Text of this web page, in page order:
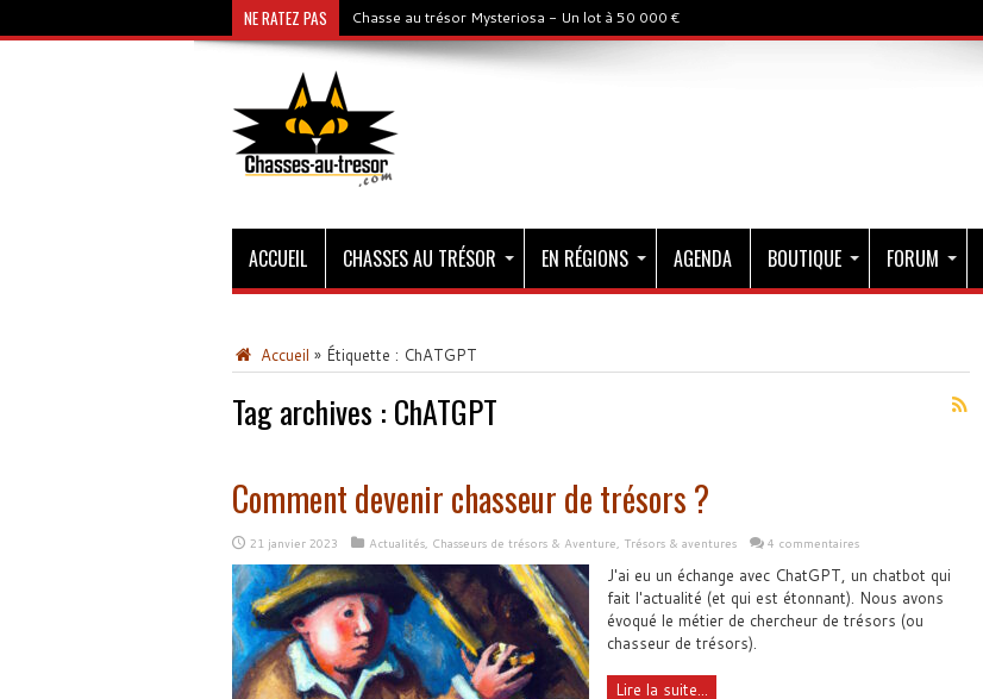
NE RATEZ PAS Chasse au trésor Mysteriosa - Un lot à 50 000 €
ACCUEIL CHASSES AU TRÉSOR EN RÉGIONS AGENDA BOUTIQUE FORUM
Accueil » Étiquette : ChATGPT
Tag archives : ChATGPT
Comment devenir chasseur de trésors ?
21 janvier 2023 Actualités, Chasseurs de trésors & Aventure, Trésors & aventures 4 commentaires
J'ai eu un échange avec ChatGPT, un chatbot qui
fait l'actualité (et qui est étonnant). Nous avons
évoqué le métier de chercheur de trésors (ou
chasseur de trésors).
Lire la suite...